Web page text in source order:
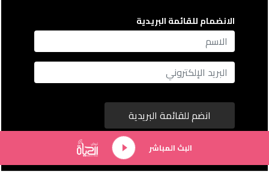
البث المباشر
الانضمام للقائمة البريدية
name
Email
انضم للقائمة البريدية